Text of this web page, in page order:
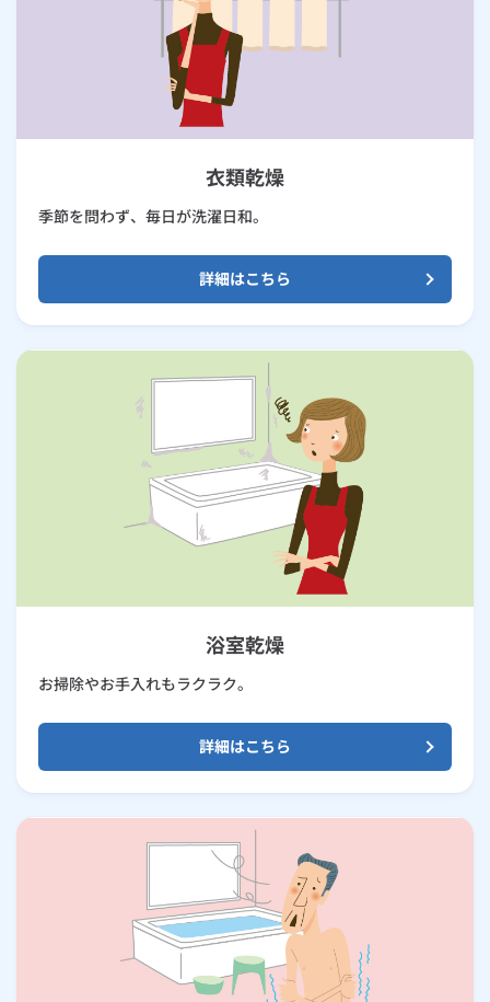
衣類乾燥
季節を問わず、毎日が洗濯日和。
詳細はこちら
浴室乾燥
お掃除やお手入れもラクラク。
詳細はこちら